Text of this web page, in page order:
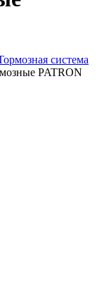
система
PATRON